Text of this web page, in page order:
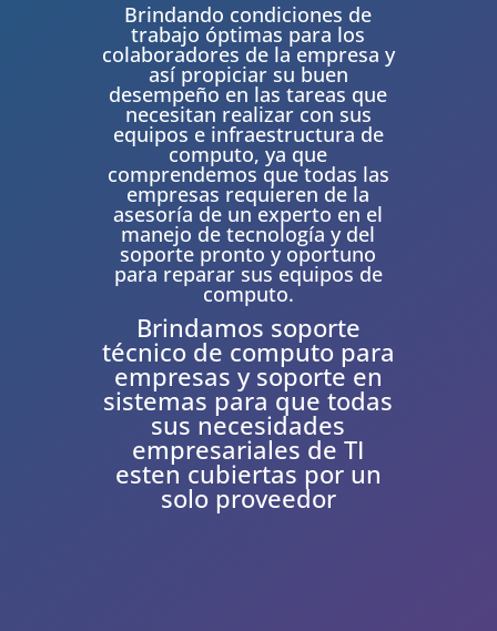
Brindando condiciones de
trabajo óptimas para los
colaboradores de la empresa y
así propiciar su buen
desempeño en las tareas que
necesitan realizar con sus
equipos e infraestructura de
computo, ya que
comprendemos que todas las
empresas requieren de la
asesoría de un experto en el
manejo de tecnología y del
soporte pronto y oportuno
para reparar sus equipos de
computo.
Brindamos soporte
técnico de computo para
empresas y soporte en
sistemas para que todas
sus necesidades
empresariales de TI
esten cubiertas por un
solo proveedor